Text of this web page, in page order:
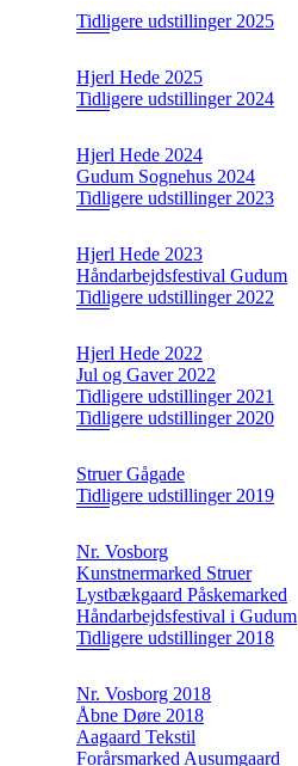
Tidligere udstillinger 2025
Hjerl Hede 2025
Tidligere udstillinger 2024
Hjerl Hede 2024
Gudum Sognehus 2024
Tidligere udstillinger 2023
Hjerl Hede 2023
Håndarbejdsfestival Gudum
Tidligere udstillinger 2022
Hjerl Hede 2022
Jul og Gaver 2022
Tidligere udstillinger 2021
Tidligere udstillinger 2020
Struer Gågade
Tidligere udstillinger 2019
Nr. Vosborg
Kunstnermarked Struer
Lystbækgaard Påskemarked
Håndarbejdsfestival i Gudum
Tidligere udstillinger 2018
Nr. Vosborg 2018
Åbne Døre 2018
Aagaard Tekstil
Forårsmarked Ausumgaard